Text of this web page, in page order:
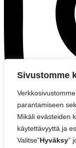
Sivustomme
parantamiseen
Mikäli evästeiden
käytettävyyttä ja
Valitse”Hyväksy”